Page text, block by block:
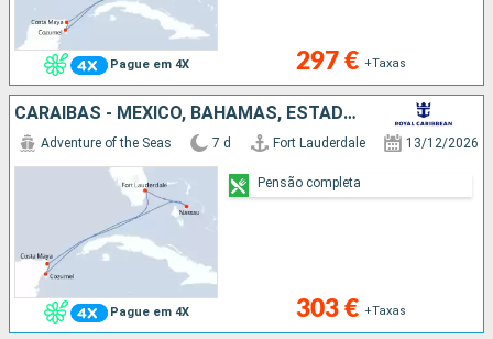
Pague em 4X 297 € +Taxas
CARAIBAS - MEXICO, BAHAMAS, ESTADOS UNIDOS
Pague em 4X
Adventure of the Seas 7 d Fort Lauderdale 13/12/2026
303 € +Taxas
Pensão completa